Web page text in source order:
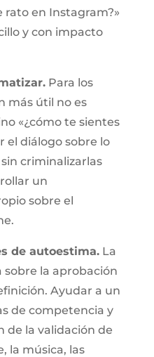
rato en Instagram?»
y con impacto
Para los
más útil no es
«¿cómo te sientes
el diálogo sobre lo
criminalizarlas
un
sobre el
de autoestima.La
la aprobación
Ayudar a un
de competencia y
de la validación de
la música, las